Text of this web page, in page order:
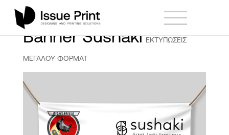
Banner Sushaki ΕΚΤΥΠΩΣΕΙΣ
ΜΕΓΑΛΟΥ ΦΟΡΜΑΤ